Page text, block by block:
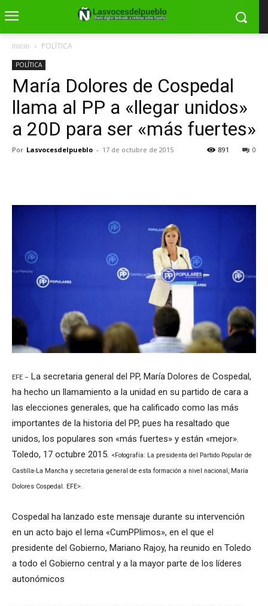
Inicio POLÍTICA
POLÍTICA
María Dolores de Cospedal
llama al PP a «llegar unidos»
a 20D para ser «más fuertes»
Por Lasvocesdelpueblo - 17 de octubre de 2015 0
891
EFE – La secretaria general del PP, María Dolores de Cospedal,
ha hecho un llamamiento a la unidad en su partido de cara a
las elecciones generales, que ha calificado como las más
importantes de la historia del PP, pues ha resaltado que
unidos, los populares son «más fuertes» y están «mejor».
Toledo, 17 octubre 2015. <Fotografía: La presidenta del Partido Popular de
Castilla-La Mancha y secretaria general de esta formación a nivel nacional, María
Dolores Cospedal. EFE>.
Cospedal ha lanzado este mensaje durante su intervención
en un acto bajo el lema «CumPPlimos», en el que el
presidente del Gobierno, Mariano Rajoy, ha reunido en Toledo
a todo el Gobierno central y a la mayor parte de los líderes
autonómicos